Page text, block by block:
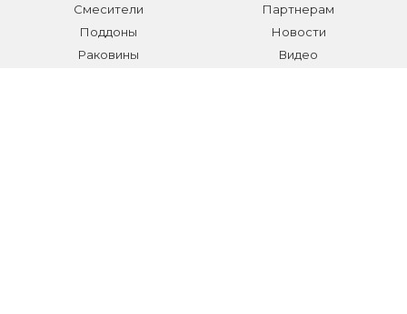
Смесители
Поддоны
Раковины
Партнерам
Новости
Видео